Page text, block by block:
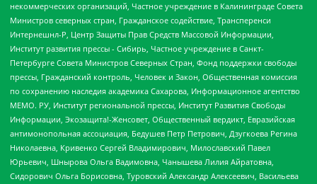
некоммерческих организаций, Частное учреждение в Калининграде Совета
Министров северных стран, Гражданское содействие, Трансперенси
Интернешнл-Р, Центр Защиты Прав Средств Массовой Информации,
Институт развития прессы - Сибирь, Частное учреждение в Санкт-
Петербурге Совета Министров Северных Стран, Фонд поддержки свободы
прессы, Гражданский контроль, Человек и Закон, Общественная комиссия
по сохранению наследия академика Сахарова, Информационное агентство
МЕМО. РУ, Институт региональной прессы, Институт Развития Свободы
Информации, Экозащита!-Женсовет, Общественный вердикт, Евразийская
антимонопольная ассоциация, Бедушев Петр Петрович, Дзугкоева Регина
Николаевна, Кривенко Сергей Владимирович, Милославский Павел
Юрьевич, Шнырова Ольга Вадимовна, Чанышева Лилия Айратовна,
Сидорович Ольга Борисовна, Туровский Александр Алексеевич, Васильева